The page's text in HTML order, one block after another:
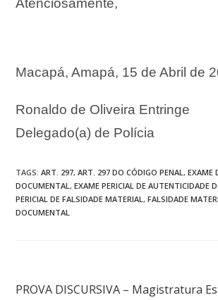
Macapá, Amapá, 15 de Abril de
Ronaldo de Oliveira Entringe
Delegado(a) de Polícia
TAGS:ART. 297, ART. 297 DO CÓDIGO PENAL , EXAME
DOCUMENTAL , EXAME PERICIAL DE AUTENTICIDADE
PERICIAL DE FALSIDADE MATERIAL , FALSIDADE
DOCUMENTAL
PROVA DISCURSIVA – Magistratura